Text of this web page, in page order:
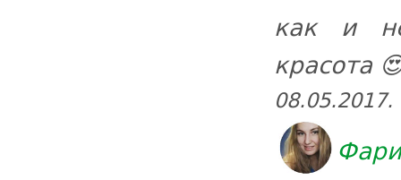
как и
красота
08.05.2017.